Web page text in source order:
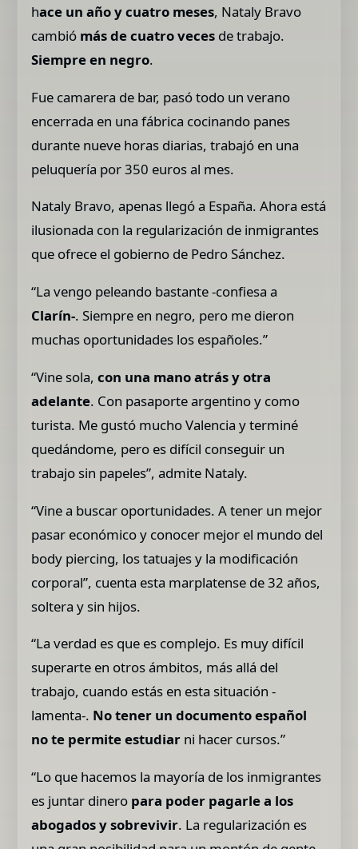
hace un año y cuatro meses, Nataly Bravo
cambió más de cuatro veces de trabajo.
Siempre en negro.
Fue camarera de bar, pasó todo un verano
encerrada en una fábrica cocinando panes
durante nueve horas diarias, trabajó en una
peluquería por 350 euros al mes.
Nataly Bravo, apenas llegó a España. Ahora está
ilusionada con la regularización de inmigrantes
que ofrece el gobierno de Pedro Sánchez.
“La vengo peleando bastante -confiesa a
Clarín-. Siempre en negro, pero me dieron
muchas oportunidades los españoles.”
“Vine sola,con una mano atrás y otra
adelante. Con pasaporte argentino y como
turista. Me gustó mucho Valencia y terminé
quedándome, pero es difícil conseguir un
trabajo sin papeles”, admite Nataly.
“Vine a buscar oportunidades. A tener un mejor
pasar económico y conocer mejor el mundo del
body piercing, los tatuajes y la modificación
corporal”, cuenta esta marplatense de 32 años,
soltera y sin hijos.
“La verdad es que es complejo. Es muy difícil
superarte en otros ámbitos, más allá del
trabajo, cuando estás en esta situación -
lamenta-. No tener un documento español
no te permite estudiar ni hacer cursos.”
“Lo que hacemos la mayoría de los inmigrantes
es juntar dinero para poder pagarle a los
abogados y sobrevivir. La regularización es